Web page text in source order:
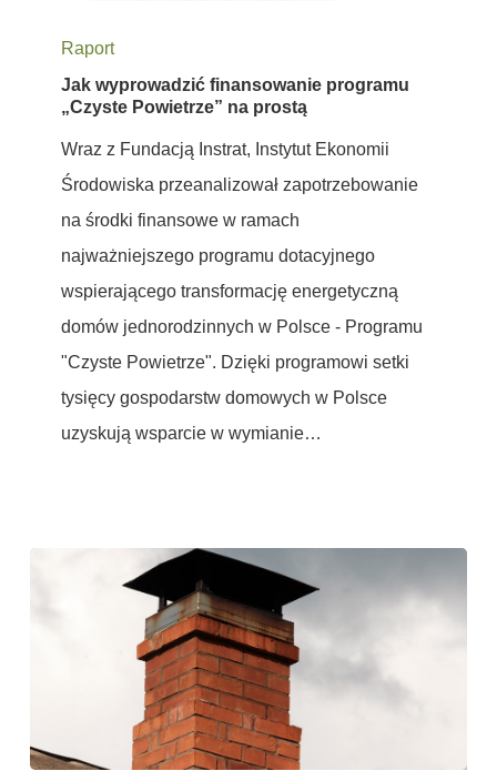
wyprowadzić
finansowanie
programu
„Czyste
Powietrze”
prostą
Raport
Jak wyprowadzić finansowanie programu
„Czyste Powietrze” na prostą
Wraz z Fundacją Instrat, Instytut Ekonomii
Środowiska przeanalizował zapotrzebowanie
na środki finansowe w ramach
najważniejszego programu dotacyjnego
wspierającego transformację energetyczną
domów jednorodzinnych w Polsce - Programu
"Czyste Powietrze". Dzięki programowi setki
tysięcy gospodarstw domowych w Polsce
uzyskują wsparcie w wymianie…